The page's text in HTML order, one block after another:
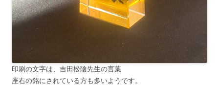
印刷の文字は、吉田松陰先生の言葉
座右の銘にされている方も多いようです。